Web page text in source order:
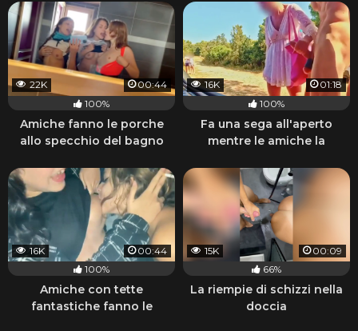
22K
00:44
100%
Amiche fanno le porche
allo specchio del bagno
16K
01:18
100%
Fa una sega all'aperto
mentre le amiche la
16K
00:44
100%
Amiche con tette
fantastiche fanno le
15K
00:09
66%
La riempie di schizzi nella
doccia